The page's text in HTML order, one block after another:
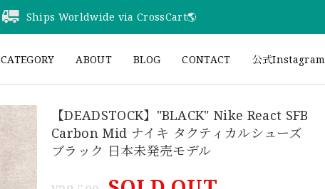
Ships Worldwide via CrossCart🌎️
CATEGORY ABOUT BLOG CONTACT 公式Instagram
【DEADSTOCK】"BLACK" Nike React SFB
Carbon Mid ナイキ タクティカルシューズ
ブラック 日本未発売モデル